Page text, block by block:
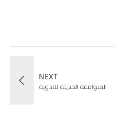
NEXT
المتوافقة الحديثة للادوية